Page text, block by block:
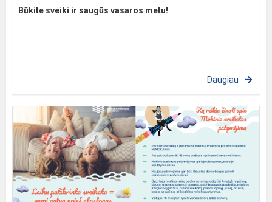
Būkite sveiki ir saugūs vasaros metu!
Daugiau